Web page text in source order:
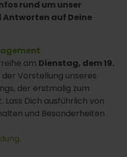
rund um unser
auf Deine
am Dienstag, dem 19.
der Vorstellung unseres
der erstmalig zum
Dich ausführlich von
und Besonderheiten